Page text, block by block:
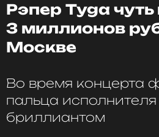
Рэпер Tyga
3 миллионов
Москве
Во время концерта
пальца
бриллиантом